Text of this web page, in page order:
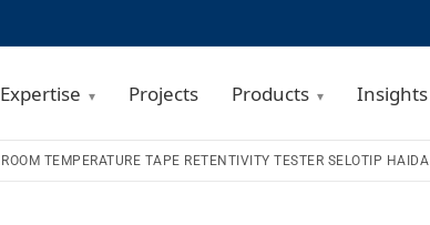
Expertise Projects Products Insights
ROOM TEMPERATURE TAPE RETENTIVITY TESTER SELOTIP HAIDA